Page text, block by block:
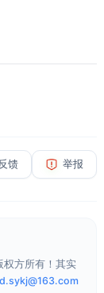
馈 举报
权方所有！其实